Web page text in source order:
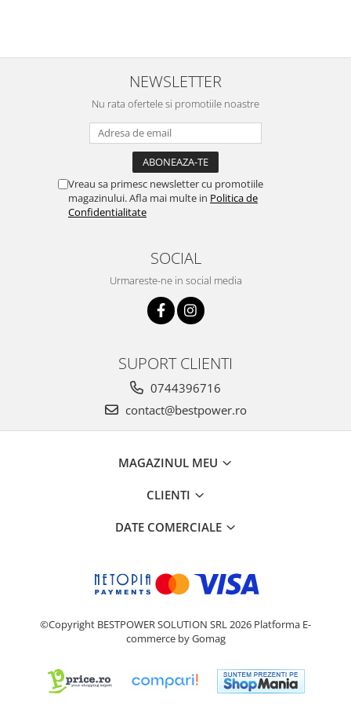
NEWSLETTER
Nu rata ofertele si promotiile noastre
Vreau sa primesc newsletter cu promotiile
magazinului. Afla mai multe in Politica de
Confidentialitate
SOCIAL
Urmareste-ne in social media
SUPORT CLIENTI
0744396716
contact@bestpower.ro
MAGAZINUL MEU
CLIENTI
DATE COMERCIALE
©Copyright BESTPOWER SOLUTION SRL 2026 Platforma E-
commerce by Gomag